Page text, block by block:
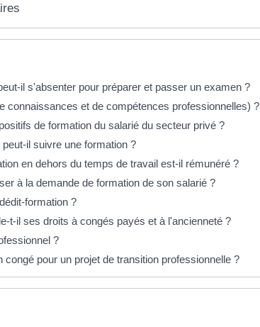
il s'absenter pour préparer et passer un examen ?
connaissances et de compétences professionnelles) ?
de formation du salarié du secteur privé ?
il suivre une formation ?
en dehors du temps de travail est-il rémunéré ?
à la demande de formation de son salarié ?
formation ?
t-il ses droits à congés payés et à l'ancienneté ?
?
congé pour un projet de transition professionnelle ?